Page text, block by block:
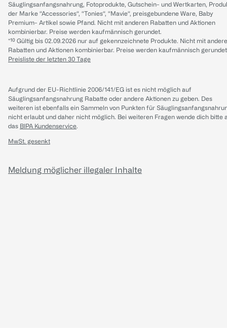
Säuglingsanfangsnahrung, Fotoprodukte, Gutschein- und Wertkarten,
der Marke “Accessories“, “Tonies“, “Mavie“, preisgebundene Ware, Baby
Premium- Artikel sowie Pfand. Nicht mit anderen Rabatten und Aktionen
kombinierbar. Preise werden kaufmännisch gerundet.
*¹⁰ Gültig bis 02.09.2026 nur auf gekennzeichnete Produkte. Nicht mit
Rabatten und Aktionen kombinierbar. Preise werden kaufmännisch
Preisliste der letzten 30 Tage
Aufgrund der EU-Richtlinie 2006/141/EG ist es nicht möglich auf
Säuglingsanfangsnahrung Rabatte oder andere Aktionen zu geben. Des
weiteren ist ebenfalls ein Sammeln von Punkten für
nicht erlaubt und daher nicht möglich. Bei weiteren Fragen wende dich bitte
das BIPA Kundenservice.
MwSt. gesenkt
Meldung möglicher illegaler Inhalte